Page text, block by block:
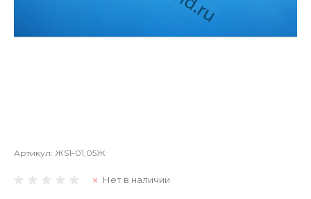
Артикул: ЖS1-01,05Ж
Нет в наличии